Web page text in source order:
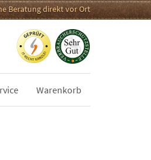
Beratung direkt vor Ort
Warenkorb